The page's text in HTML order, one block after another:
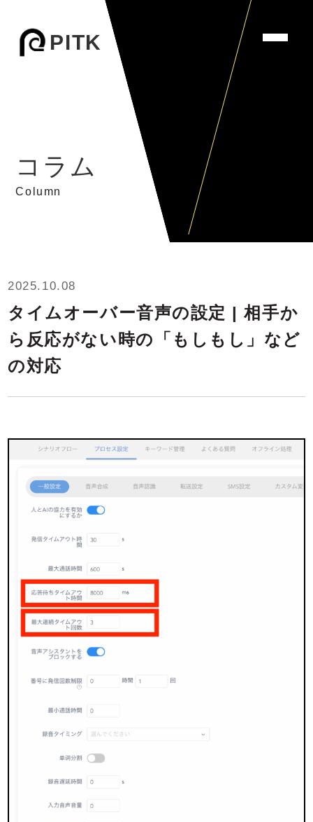
PITK
コラム
Column
2025.10.08
タイムオーバー音声の設定 | 相手か
ら反応がない時の「もしもし」など
の対応